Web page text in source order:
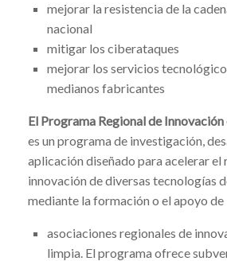
mejorar la resistencia de la
nacional
mitigar los ciberataques
mejorar los servicios
medianos fabricantes
El Programa Regional de
es un programa de investigación,
aplicación diseñado para acelerar el
innovación de diversas tecnologías
mediante la formación o el apoyo de
asociaciones regionales de
limpia. El programa ofrece